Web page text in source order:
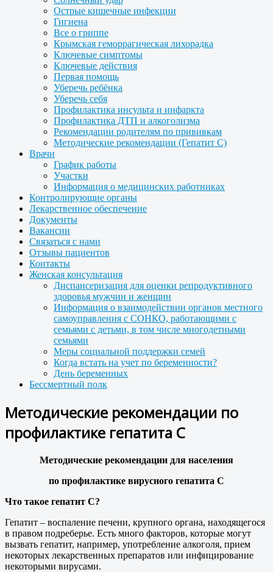
Острые кишечные инфекции
Гигиена
Все о гриппе
Крымская геморрагическая лихорадка
Ключевые симптомы
Ключевые действия
Первая помощь
Уберечь ребёнка
Уберечь себя
Профилактика инсульта и инфаркта
Профилактика ДТП и алкоголизма
Рекомендации родителям по прививкам
Методические рекомендации (Гепатит С)
Врачи
График работы
Участки
Информация о медицинских работниках
Контролирующие органы
Лекарственное обеспечение
Документы
Вакансии
Связаться с нами
Отзывы пациентов
Контакты
Женская консультация
Диспансеризация для оценки репродуктивного
здоровья мужчин и женщин
Информация о взаимодействии органов местного
самоуправления с СОНКО, работающими с
семьями с детьми, в том числе многодетными
семьями
Меры социальной поддержки семей
Когда встать на учет по беременности?
День беременных
Бессмертный полк
Методические рекомендации по
профилактике гепатита С
Методические рекомендации для населения
по профилактике вирусного гепатита С
Что такое гепатит С?
Гепатит – воспаление печени, крупного органа, находящегося
в правом подреберье. Есть много факторов, которые могут
вызвать гепатит, например, употребление алкоголя, прием
некоторых лекарственных препаратов или инфицирование
некоторыми вирусами.